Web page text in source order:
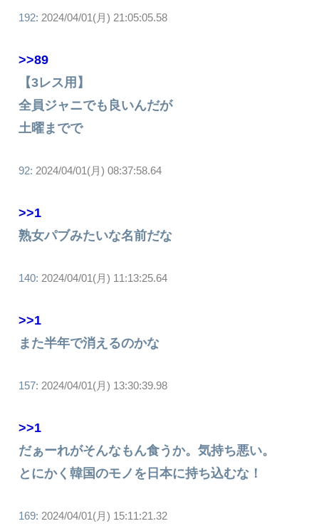
192: 2024/04/01(月) 21:05:05.58
>>89
【3レス用】
全員ジャニでも良いんだが
土曜までで
92: 2024/04/01(月) 08:37:58.64
>>1
熟女パブみたいな名前だな
140: 2024/04/01(月) 11:13:25.64
>>1
また半年で消えるのかな
157: 2024/04/01(月) 13:30:39.98
>>1
だぁーれがそんなもん食うか。気持ち悪い。
とにかく韓国のモノを日本に持ち込むな！
169: 2024/04/01(月) 15:11:21.32